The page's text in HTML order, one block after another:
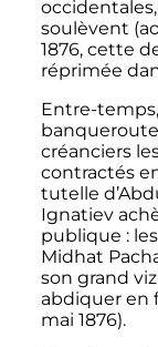
occidentales,
soulèvent
1876, cette
réprimée
Entre-
créanciers
contractés
tutelle
Ignatiev
publique :
Midhat
son grand
abdiquer en
mai 1876).